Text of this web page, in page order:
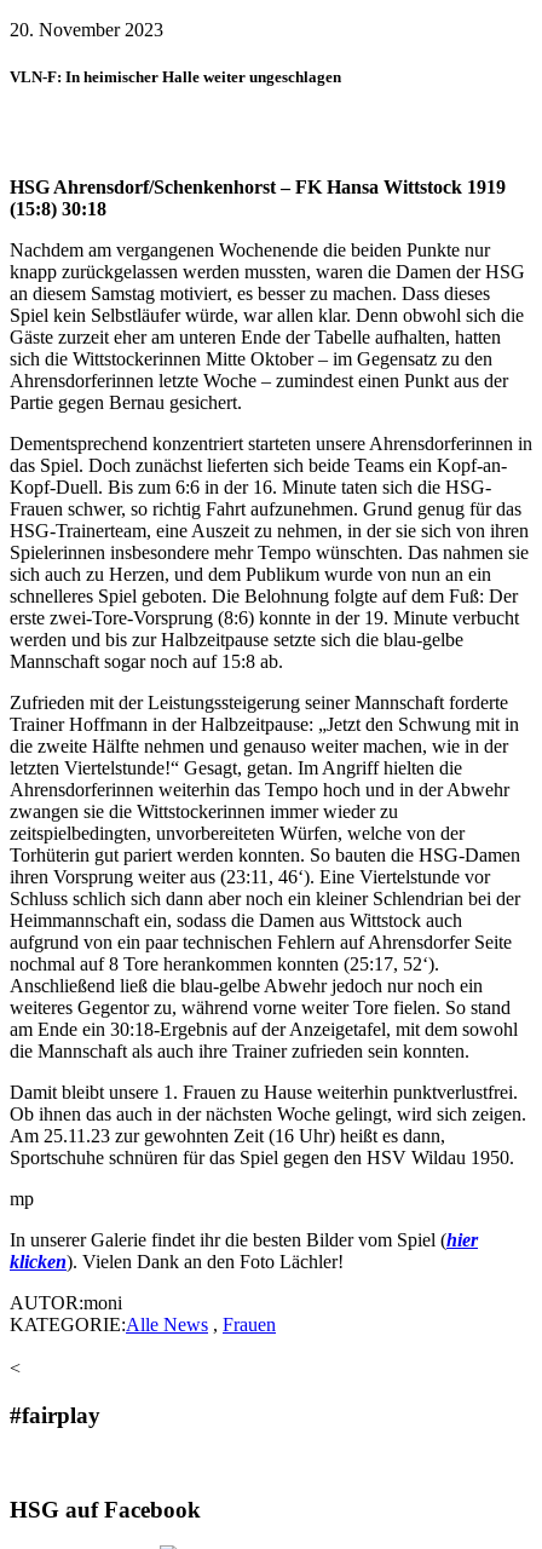
20. November 2023
VLN-F: In heimischer Halle weiter ungeschlagen
HSG Ahrensdorf/Schenkenhorst – FK Hansa Wittstock 1919
(15:8) 30:18
Nachdem am vergangenen Wochenende die beiden Punkte nur
knapp zurückgelassen werden mussten, waren die Damen der HSG
an diesem Samstag motiviert, es besser zu machen. Dass dieses
Spiel kein Selbstläufer würde, war allen klar. Denn obwohl sich die
Gäste zurzeit eher am unteren Ende der Tabelle aufhalten, hatten
sich die Wittstockerinnen Mitte Oktober – im Gegensatz zu den
Ahrensdorferinnen letzte Woche – zumindest einen Punkt aus der
Partie gegen Bernau gesichert.
Dementsprechend konzentriert starteten unsere Ahrensdorferinnen in
das Spiel. Doch zunächst lieferten sich beide Teams ein Kopf-an-
Kopf-Duell. Bis zum 6:6 in der 16. Minute taten sich die HSG-
Frauen schwer, so richtig Fahrt aufzunehmen. Grund genug für das
HSG-Trainerteam, eine Auszeit zu nehmen, in der sie sich von ihren
Spielerinnen insbesondere mehr Tempo wünschten. Das nahmen sie
sich auch zu Herzen, und dem Publikum wurde von nun an ein
schnelleres Spiel geboten. Die Belohnung folgte auf dem Fuß: Der
erste zwei-Tore-Vorsprung (8:6) konnte in der 19. Minute verbucht
werden und bis zur Halbzeitpause setzte sich die blau-gelbe
Mannschaft sogar noch auf 15:8 ab.
Zufrieden mit der Leistungssteigerung seiner Mannschaft forderte
Trainer Hoffmann in der Halbzeitpause: „Jetzt den Schwung mit in
die zweite Hälfte nehmen und genauso weiter machen, wie in der
letzten Viertelstunde!“ Gesagt, getan. Im Angriff hielten die
Ahrensdorferinnen weiterhin das Tempo hoch und in der Abwehr
zwangen sie die Wittstockerinnen immer wieder zu
zeitspielbedingten, unvorbereiteten Würfen, welche von der
Torhüterin gut pariert werden konnten. So bauten die HSG-Damen
ihren Vorsprung weiter aus (23:11, 46‘). Eine Viertelstunde vor
Schluss schlich sich dann aber noch ein kleiner Schlendrian bei der
Heimmannschaft ein, sodass die Damen aus Wittstock auch
aufgrund von ein paar technischen Fehlern auf Ahrensdorfer Seite
nochmal auf 8 Tore herankommen konnten (25:17, 52‘).
Anschließend ließ die blau-gelbe Abwehr jedoch nur noch ein
weiteres Gegentor zu, während vorne weiter Tore fielen. So stand
am Ende ein 30:18-Ergebnis auf der Anzeigetafel, mit dem sowohl
die Mannschaft als auch ihre Trainer zufrieden sein konnten.
Damit bleibt unsere 1. Frauen zu Hause weiterhin punktverlustfrei.
Ob ihnen das auch in der nächsten Woche gelingt, wird sich zeigen.
Am 25.11.23 zur gewohnten Zeit (16 Uhr) heißt es dann,
Sportschuhe schnüren für das Spiel gegen den HSV Wildau 1950.
mp
In unserer Galerie findet ihr die besten Bilder vom Spiel (hier
klicken). Vielen Dank an den Foto Lächler!
AUTOR:moni
KATEGORIE:Alle News , Frauen
<
#fairplay
HSG auf Facebook